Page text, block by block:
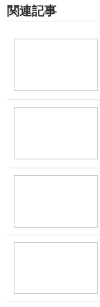
関連記事